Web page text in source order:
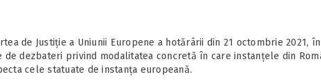
de Justiție a Uniunii Europene a hotărârii din 21 octombrie 2021, în
de dezbateri privind modalitatea concretă în care instanțele din
cele statuate de instanța europeană.